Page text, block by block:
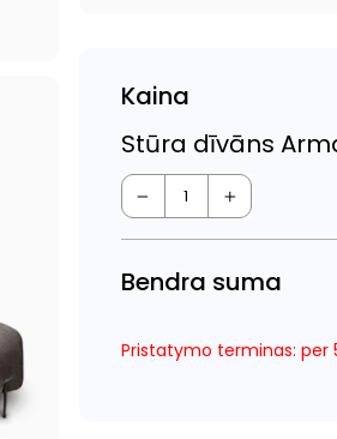
Kaina
Stūra dīvāns
− +
Bendra suma
Pristatymo terminas: per